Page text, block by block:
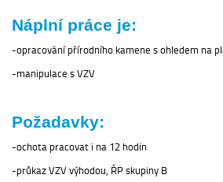
Náplní práce je:
opracování přírodního kamene s ohledem na
manipulace s VZV
Požadavky:
ochota pracovat i na 12 hodin
průkaz VZV výhodou, ŘP skupiny B